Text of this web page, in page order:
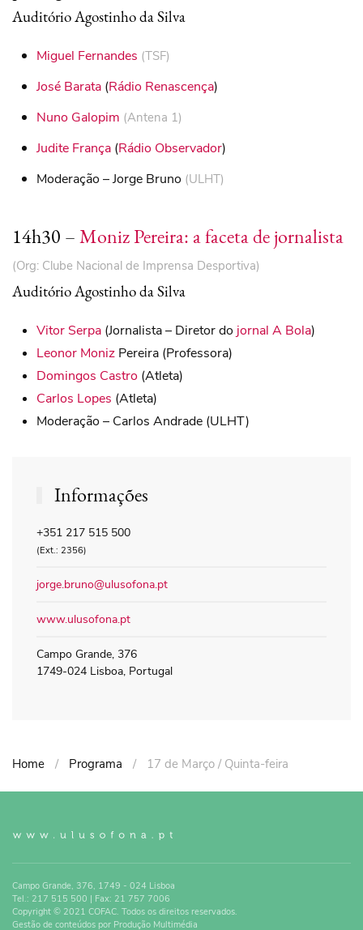
Auditório Agostinho da Silva
Miguel Fernandes (TSF)
José Barata (Rádio Renascença)
Nuno Galopim (Antena 1)
Judite França (Rádio Observador)
Moderação – Jorge Bruno (ULHT)
14h30 –Moniz Pereira: a faceta de jornalista
(Org: Clube Nacional de Imprensa Desportiva)
Auditório Agostinho da Silva
Vitor Serpa (Jornalista – Diretor do jornal A Bola)
Leonor Moniz Pereira (Professora)
Domingos Castro (Atleta)
Carlos Lopes (Atleta)
Moderação – Carlos Andrade (ULHT)
Informações
+351 217 515 500
(Ext.: 2356)
jorge.bruno@ulusofona.pt
www.ulusofona.pt
Campo Grande, 376
1749-024 Lisboa, Portugal
Home Programa 17 de Março / Quinta-feira
Campo Grande, 376, 1749 - 024 Lisboa
Tel.: 217 515 500 | Fax: 21 757 7006
Copyright © 2021 COFAC. Todos os direitos reservados.
Gestão de conteúdos por Produção Multimédia